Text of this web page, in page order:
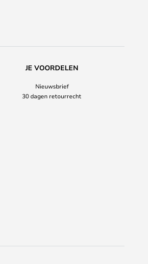
JE VOORDELEN
Nieuwsbrief
30 dagen retourrecht